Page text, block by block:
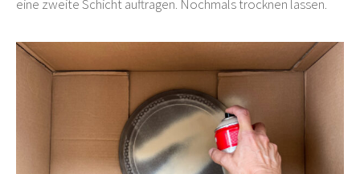
eine zweite Schicht auftragen. Nochmals trocknen lassen.